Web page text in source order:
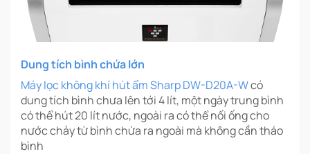
Dung tích bình chứa lớn
Máy lọc không khí hút ẩm Sharp DW-D20A-Wcó
dung tích bình chưa lên tới 4 lít, một ngày trung bình
có thể hút 20 lít nước, ngoài ra có thể nối ống cho
nước chảy từ bình chứa ra ngoài mà không cần tháo
bình